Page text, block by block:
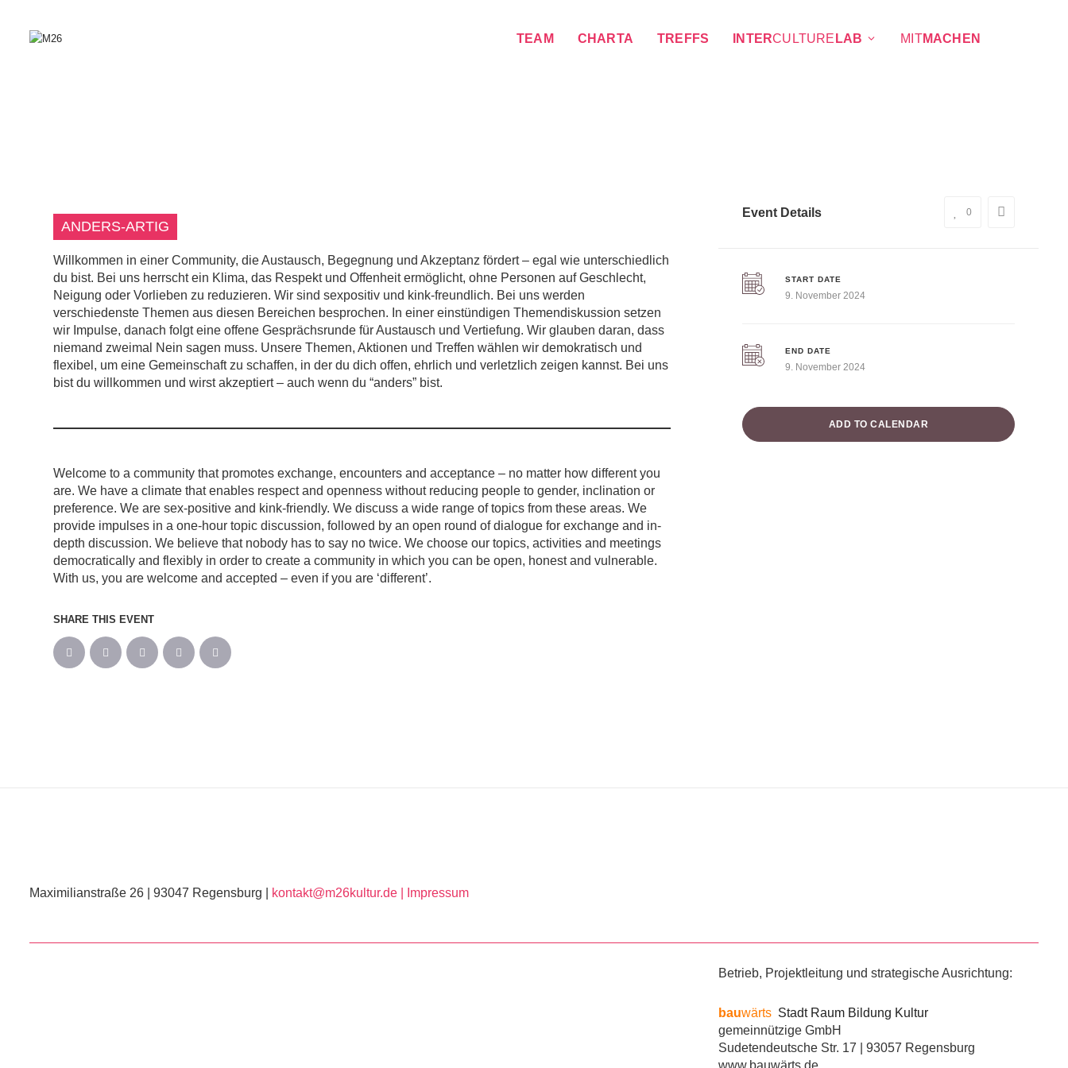
TEAM CHARTA TREFFS INTERCULTURE LAB MITMACHEN
ANDERS-ARTIG
Willkommen in einer Community, die Austausch, Begegnung und Akzeptanz fördert – egal wie unterschiedlich
du bist. Bei uns herrscht ein Klima, das Respekt und Offenheit ermöglicht, ohne Personen auf Geschlecht,
Neigung oder Vorlieben zu reduzieren. Wir sind sexpositiv und kink-freundlich. Bei uns werden
verschiedenste Themen aus diesen Bereichen besprochen. In einer einstündigen Themendiskussion setzen
wir Impulse, danach folgt eine offene Gesprächsrunde für Austausch und Vertiefung. Wir glauben daran, dass
niemand zweimal Nein sagen muss. Unsere Themen, Aktionen und Treffen wählen wir demokratisch und
flexibel, um eine Gemeinschaft zu schaffen, in der du dich offen, ehrlich und verletzlich zeigen kannst. Bei uns
bist du willkommen und wirst akzeptiert – auch wenn du “anders” bist.
Welcome to a community that promotes exchange, encounters and acceptance – no matter how different you
are. We have a climate that enables respect and openness without reducing people to gender, inclination or
preference. We are sex-positive and kink-friendly. We discuss a wide range of topics from these areas. We
provide impulses in a one-hour topic discussion, followed by an open round of dialogue for exchange and in-
depth discussion. We believe that nobody has to say no twice. We choose our topics, activities and meetings
democratically and flexibly in order to create a community in which you can be open, honest and vulnerable.
With us, you are welcome and accepted – even if you are ‘different’.
SHARE THIS EVENT
Event Details 0
START DATE
9. November 2024
END DATE
9. November 2024
ADD TO CALENDAR
Maximilianstraße 26 | 93047 Regensburg | kontakt@m26kultur.de | Impressum
Betrieb, Projektleitung und strategische Ausrichtung:
bauwärtsStadt Raum Bildung Kultur
gemeinnützige GmbH
Sudetendeutsche Str. 17 | 93057 Regensburg
www.bauwärts.de